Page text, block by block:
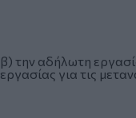
β) την αδήλωτη
εργασίας για τις